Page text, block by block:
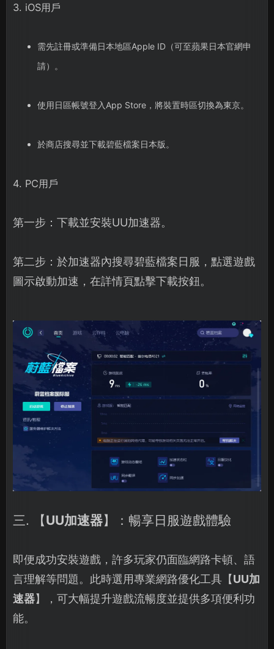
3. iOS用戶
需先註冊或準備日本地區Apple ID（可至蘋果日本官網申
請）。
使用日區帳號登入App Store，將裝置時區切換為東京。
於商店搜尋並下載碧藍檔案日本版。
4. PC用戶
第一步：下載並安裝UU加速器。
第二步：於加速器內搜尋碧藍檔案日服，點選遊戲
圖示啟動加速，在詳情頁點擊下載按鈕。
三. 【UU加速器】：暢享日服遊戲體驗
即便成功安裝遊戲，許多玩家仍面臨網路卡頓、語
言理解等問題。此時選用專業網路優化工具【UU加
速器】，可大幅提升遊戲流暢度並提供多項便利功
能。